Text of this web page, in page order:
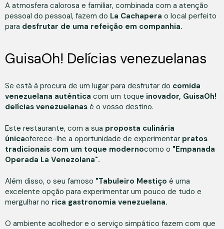
A atmosfera calorosa e familiar, combinada com a atenção
pessoal do pessoal, fazem do La Cachapera o local perfeito
para desfrutar de uma refeição em companhia.
GuisaOh! Delícias venezuelanas
Se está à procura de um lugar para desfrutar do comida
venezuelana autêntica com um toque inovador, GuisaOh!
delícias venezuelanas é o vosso destino.
Este restaurante, com a sua proposta culinária
únicaoferece-lhe a oportunidade de experimentar pratos
tradicionais com um toque modernocomo o "Empanada
Operada La Venezolana".
Além disso, o seu famoso "Tabuleiro Mestiço é uma
excelente opção para experimentar um pouco de tudo e
mergulhar no rica gastronomia venezuelana.
O ambiente acolhedor e o serviço simpático fazem com que